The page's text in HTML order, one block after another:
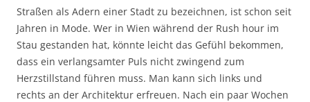
Straßen als Adern einer Stadt zu bezeichnen, ist schon seit
Jahren in Mode. Wer in Wien während der Rush hour im
Stau gestanden hat, könnte leicht das Gefühl bekommen,
dass ein verlangsamter Puls nicht zwingend zum
Herzstillstand führen muss. Man kann sich links und
rechts an der Architektur erfreuen. Nach ein paar Wochen